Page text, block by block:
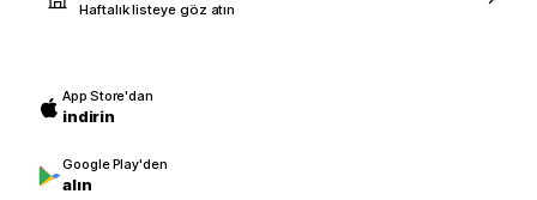
Haftalık listeye göz atın
App Store'dan
indirin
Google Play'den
alın